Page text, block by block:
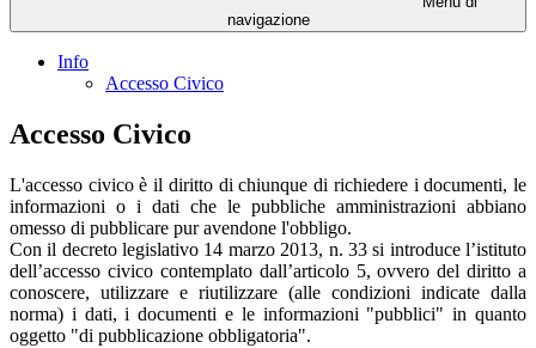
navigazione
Info
Accesso Civico
Accesso Civico
L'accesso civico è il diritto di chiunque di richiedere i documenti, le
informazioni o i dati che le pubbliche amministrazioni abbiano
omesso di pubblicare pur avendone l'obbligo.
Con il decreto legislativo 14 marzo 2013, n. 33 si introduce l’istituto
dell’accesso civico contemplato dall’articolo 5, ovvero del diritto a
conoscere, utilizzare e riutilizzare (alle condizioni indicate dalla
norma) i dati, i documenti e le informazioni "pubblici" in quanto
oggetto "di pubblicazione obbligatoria".